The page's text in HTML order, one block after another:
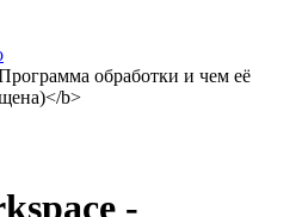
обработки и чем её
b>
-